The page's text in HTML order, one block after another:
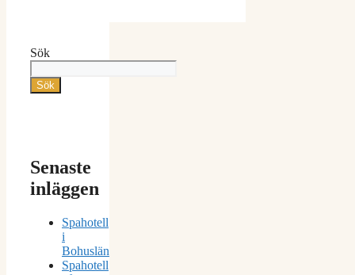
Sök
Sök
Senaste
inläggen
Spahotell
i
Bohuslän
Spahotell